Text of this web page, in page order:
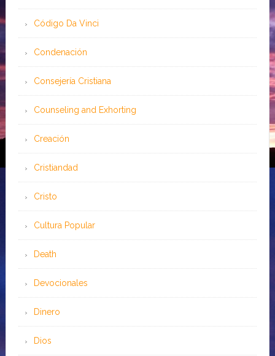
Código Da Vinci
Condenación
Consejería Cristiana
Counseling and Exhorting
Creación
Cristiandad
Cristo
Cultura Popular
Death
Devocionales
Dinero
Dios